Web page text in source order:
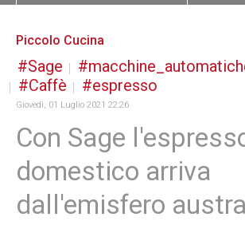
Piccolo Cucina
Sage
Caffè
espresso
Giovedì, 01 Luglio 2021 22:26
Con Sage
domestico arriva
dall'emisfero